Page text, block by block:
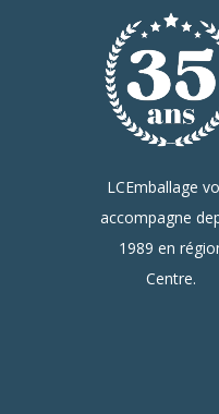
LCEmballage
accompagne
1989 en
Centre.